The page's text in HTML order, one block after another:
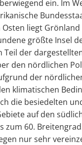
ein. Im
Osten liegt
größte Insel
Teil der
den nördlichen
der
klimatischen
die besiedelten
auf den
zum 60.
nur sehr